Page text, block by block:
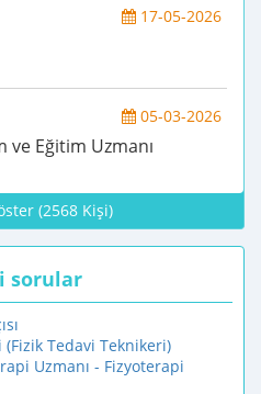
17-05-2026
05-03-2026
ve Eğitim Uzmanı
(2568 Kişi)
sorular
(Fizik Tedavi Teknikeri)
Uzmanı - Fizyoterapi